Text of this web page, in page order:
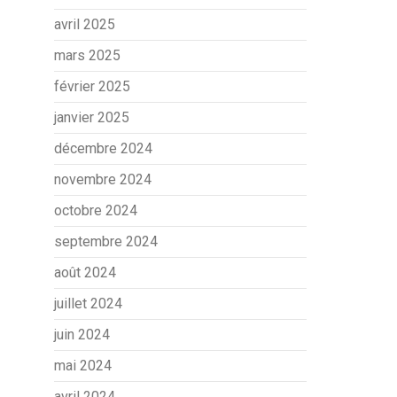
avril 2025
mars 2025
février 2025
janvier 2025
décembre 2024
novembre 2024
octobre 2024
septembre 2024
août 2024
juillet 2024
juin 2024
mai 2024